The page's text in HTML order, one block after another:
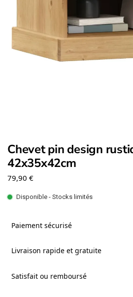
Chevet pin design
42x35x42cm
79,90 €
Disponible - Stocks limités
Paiement sécurisé
Livraison rapide et gratuite
Satisfait ou remboursé